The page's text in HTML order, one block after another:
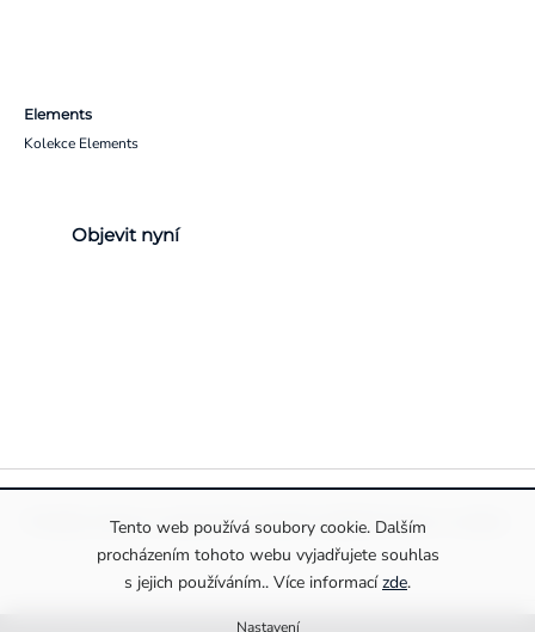
Tento web používá soubory cookie. Dalším
procházením tohoto webu vyjadřujete souhlas
s jejich používáním.. Více informacízde.
Nastavení
Elements
Kolekce Elements
Objevit nyní
Pravidla ochrany a zpracování osobních údajůInformace o cookies